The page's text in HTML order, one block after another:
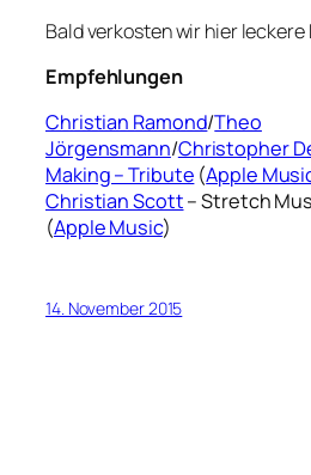
Bald verkosten wir hier leckere
Empfehlungen
Christian Ramond/Theo
Jörgensmann/Christopher
Making – Tribute (Apple
Christian Scott– Stretch
(Apple Music)
14. November 2015